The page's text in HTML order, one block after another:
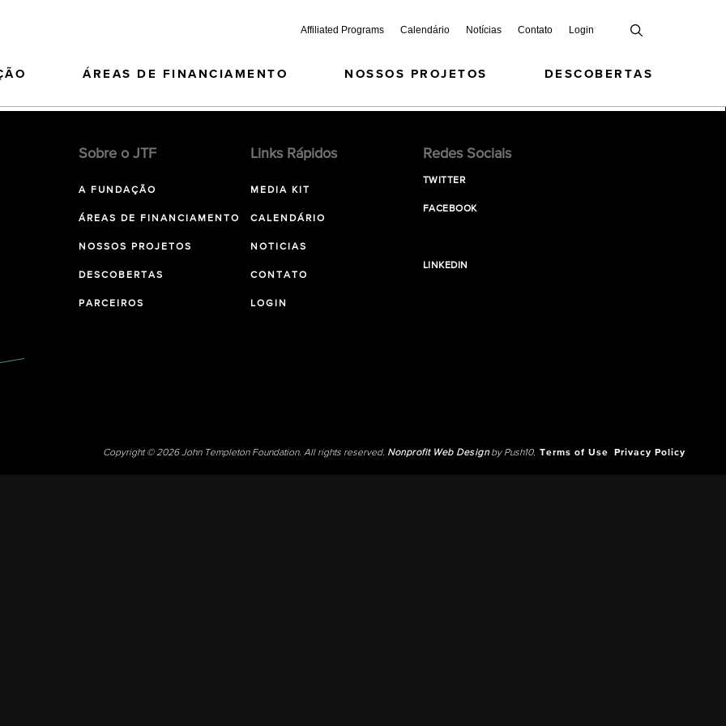
Affiliated Programs Calendário Notícias Contato Login
ÁREAS DE FINANCIAMENTO NOSSOS PROJETOS DESCOBERTAS
Sobre o JTF
A FUNDAÇÃO
ÁREAS DE FINANCIAMENTO
NOSSOS PROJETOS
DESCOBERTAS
PARCEIROS
Links Rápidos
MEDIA KIT
CALENDÁRIO
NOTICIAS
CONTATO
LOGIN
Redes Sociais
TWITTER
FACEBOOK
LINKEDIN
Copyright © 2026 John Templeton Foundation. All rights reserved. Nonprofit Web Designby Push10. Terms of Use Privacy Policy